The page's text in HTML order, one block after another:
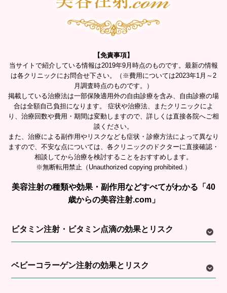
【免責事項】
当サイトで紹介している情報は2019年9月時点のものです。最新の情報
は各クリニックにお問合せ下さい。（※費用については2023年1月～2
月調査時点のものです。）
掲載している治療法は一部保険適用外の自由診療を含み、自由診療の場
合は全額自己負担になります。 症状や治療法、またクリニックによ
り、治療回数や費用・期間は変動しますので、詳しくは直接各院へご相
談ください。
また、治療による副作用やリスクなども症状・診療方法によって異なり
ますので、不安な点については、各クリニックのドクターに直接確認・
相談してから治療を検討することをおすすめします。
※無断転用禁止（Unauthorized copying prohibited.）
美容注射の種類や効果・副作用などすべてがわかる「40
歳からの美容注射.com」
ビタミン注射・ビタミン点滴の効果とリスク
ベビーコラーゲン注射の効果とリスク